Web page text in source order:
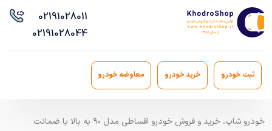
02191028011
02191028044
ثبت خودرو خرید خودرو معاوضه خودرو
خودرو شاپ، خرید و فروش خودرو اقساطی مدل ۹۰ به بالا با ضمانت